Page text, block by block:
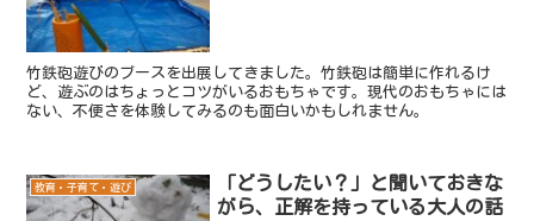
竹鉄砲遊びのブースを出展してきました。竹鉄砲は簡単に作れるけ
ど、遊ぶのはちょっとコツがいるおもちゃです。現代のおもちゃには
ない、不便さを体験してみるのも面白いかもしれません。
教育・子育て・遊び
「どうしたい？」と聞いておきな
がら、正解を持っている大人の話